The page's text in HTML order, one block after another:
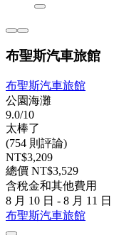
布聖斯汽車旅館
布聖斯汽車旅館
公園海灘
9.0/10
太棒了
(754 則評論)
NT$3,209
總價 NT$3,529
含稅金和其他費用
8 月 10 日 - 8 月 11 日
布聖斯汽車旅館